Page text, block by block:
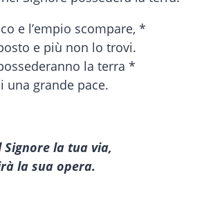
e l’empio scompare, *
e più non lo trovi.
la terra *
una grande pace.
la tua via,
la sua opera.